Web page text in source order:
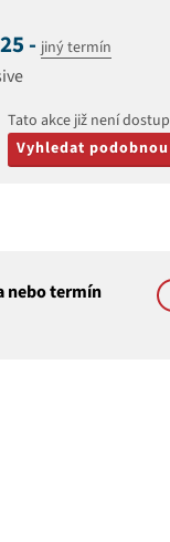
- jiný termín
Tato akce již není
Vyhledat podobnou
nebo termín